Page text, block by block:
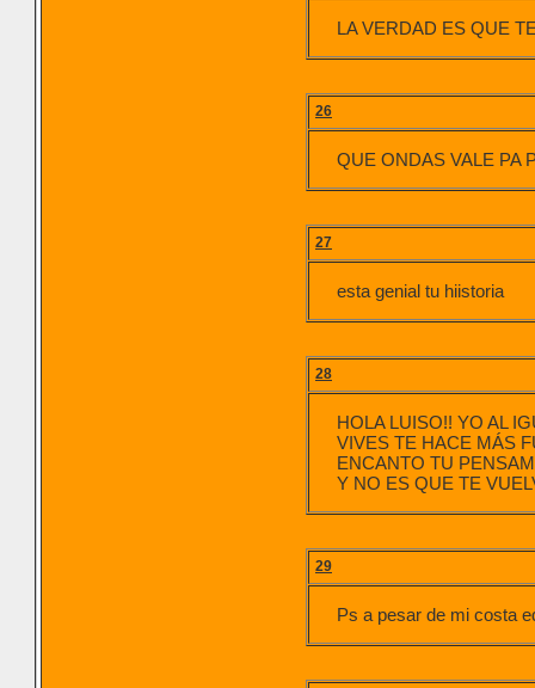
LA VERDAD ES QUE
26
QUE ONDAS VALE PA
27
esta genial tu hiistoria
28
HOLA LUISO!! YO AL
VIVES TE HACE MÁS
ENCANTO TU
Y NO ES QUE TE
29
Ps a pesar de mi costa